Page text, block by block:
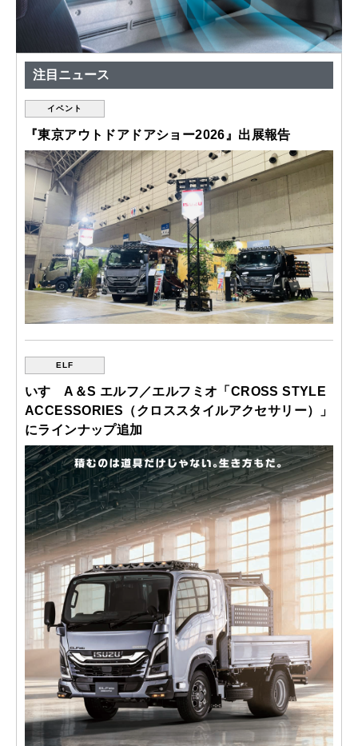
注目ニュース
イベント
『東京アウトドアドアショー2026』出展報告
ELF
いすゞA＆S エルフ／エルフミオ「CROSS STYLE
ACCESSORIES（クロススタイルアクセサリー）」
にラインナップ追加